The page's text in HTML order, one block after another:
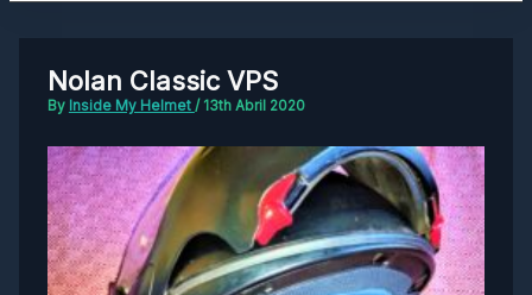
Nolan Classic VPS
By Inside My Helmet / 13th Abril 2020